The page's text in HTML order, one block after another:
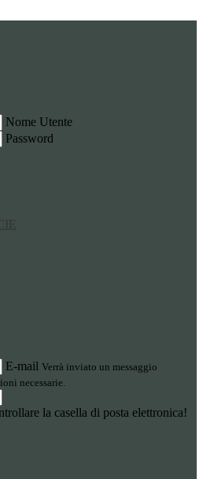
Nome Utente
Password
E-mail Verrà inviato un messaggio
necessarie.
la casella di posta elettronica!